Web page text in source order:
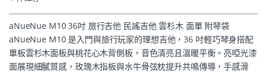
aNueNue M10 36吋 旅行吉他 民謠吉他 雲杉木 面單 附琴袋
aNueNue M10 是入門與旅行玩家的理想吉他，36 吋輕巧琴身搭配
單板雲杉木面板與桃花心木背側板，音色清亮且溫暖平衡。亮啞光漆
面展現細膩質感，玫瑰木指板與水牛骨弦枕提升共鳴傳導，手感滑